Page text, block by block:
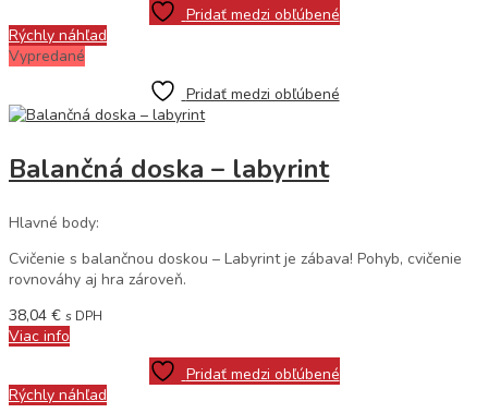
Pridať medzi obľúbené
Rýchly náhľad
Vypredané
Pridať medzi obľúbené
Balančná doska – labyrint
Hlavné body:
Cvičenie s balančnou doskou – Labyrint je zábava! Pohyb, cvičenie
rovnováhy aj hra zároveň.
38,04 € s DPH
Viac info
Pridať medzi obľúbené
Rýchly náhľad